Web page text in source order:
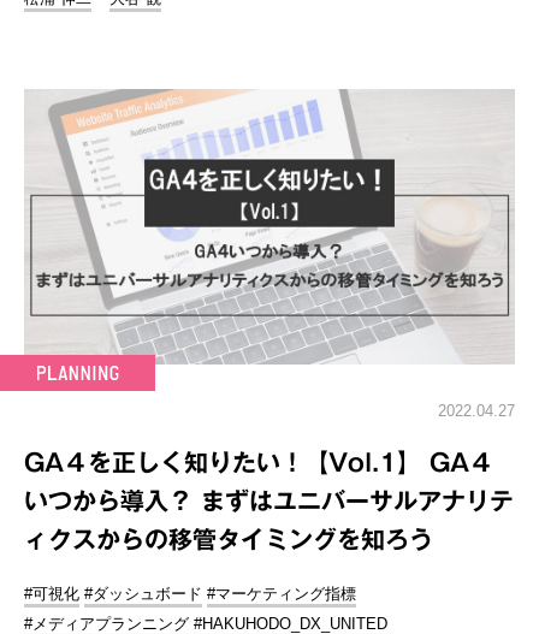
2022.04.27
GA４を正しく知りたい！【Vol.1】 GA４
いつから導入？ まずはユニバーサルアナリテ
ィクスからの移管タイミングを知ろう
#可視化 #ダッシュボード #マーケティング指標
#メディアプランニング #HAKUHODO_DX_UNITED